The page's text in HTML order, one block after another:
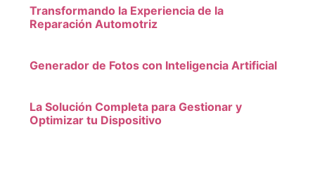
Transformando la Experiencia de la
Reparación Automotriz
Generador de Fotos con Inteligencia Artificial
La Solución Completa para Gestionar y
Optimizar tu Dispositivo